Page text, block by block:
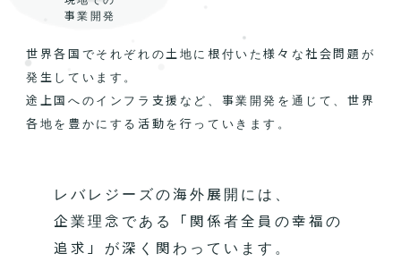
事業開発
世界各国でそれぞれの土地に根付いた様々な社会問題が
発生しています。
途上国へのインフラ支援など、事業開発を通じて、世界
各地を豊かにする活動を行っていきます。
レバレジーズの海外展開には、
企業理念である「関係者全員の幸福の
追求」が深く関わっています。